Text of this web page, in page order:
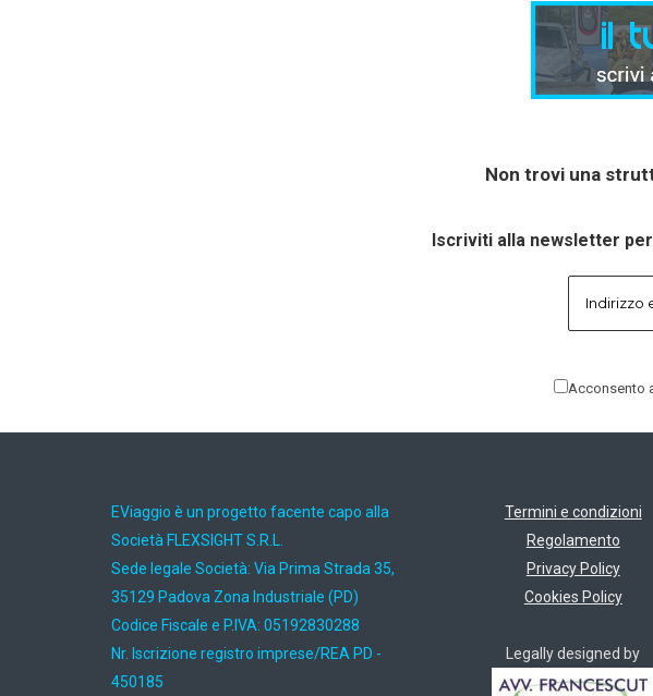
Non trovi una
Iscriviti alla newsletter
Acconsento
EViaggio è un progetto facente capo alla
Società FLEXSIGHT S.R.L.
Sede legale Società: Via Prima Strada 35,
35129 Padova Zona Industriale (PD)
Codice Fiscale e P.IVA: 05192830288
Nr. Iscrizione registro imprese/REA PD -
450185
Termini e condizioni
Regolamento
Privacy Policy
Cookies Policy
Legally designed by